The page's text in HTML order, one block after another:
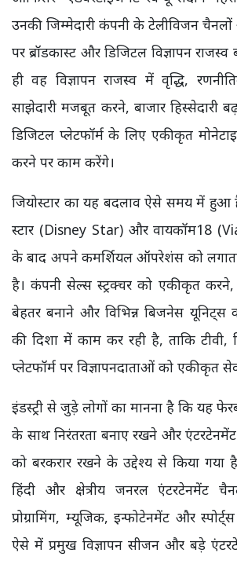
उनकी जिम्मेदारी कंपनी के टेलीविजन
पर ब्रॉडकास्ट और डिजिटल विज्ञापन
ही वह विज्ञापन राजस्व में वृद्धि,
साझेदारी मजबूत करने, बाजार हिस्सेदारी
डिजिटल प्लेटफॉर्म के लिए एकीकृत
करने पर काम करेंगे।
जियोस्टार का यह बदलाव ऐसे समय में हुआ
स्टार (Disney Star) और वायकॉम18
के बाद अपने कमर्शियल ऑपरेशंस को
है। कंपनी सेल्स स्ट्रक्चर को एकीकृत करने,
बेहतर बनाने और विभिन्न बिजनेस
की दिशा में काम कर रही है, ताकि टीवी,
प्लेटफॉर्म पर विज्ञापनदाताओं को एकीकृत
इंडस्ट्री से जुड़े लोगों का मानना है कि यह
के साथ निरंतरता बनाए रखने और
को बरकरार रखने के उद्देश्य से किया गया
हिंदी और क्षेत्रीय जनरल एंटरटेनमेंट
प्रोग्रामिंग, म्यूजिक, इन्फोटेनमेंट और
ऐसे में प्रमुख विज्ञापन सीजन और बड़े